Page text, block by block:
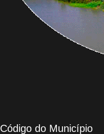
Código do Município